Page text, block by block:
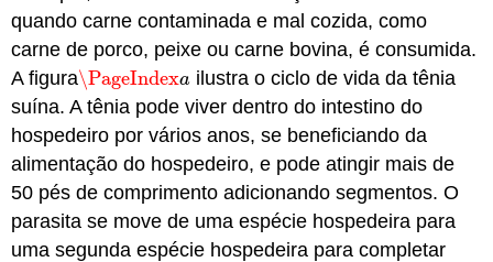
quando carne contaminada e mal cozida, como
carne de porco, peixe ou carne bovina, é consumida.
A figura\PageIndexa
\PageIndexa ilustra o ciclo de vida da tênia
suína. A tênia pode viver dentro do intestino do
hospedeiro por vários anos, se beneficiando da
alimentação do hospedeiro, e pode atingir mais de
50 pés de comprimento adicionando segmentos. O
parasita se move de uma espécie hospedeira para
uma segunda espécie hospedeira para completar